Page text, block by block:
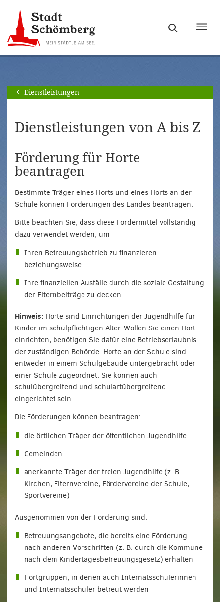
Hauptnavigation
springen
[Alt]+
Seiteninhalt
springen
[Alt]+
Dienstleistungen
Dienstleistungen von A bis Z
Förderung für Horte
beantragen
Bestimmte Träger eines Horts und eines Horts an der
Schule können Förderungen des Landes beantragen.
Bitte beachten Sie, dass diese Fördermittel vollständig
dazu verwendet werden, um
Ihren Betreuungsbetrieb zu finanzieren
beziehungsweise
Ihre finanziellen Ausfälle durch die soziale Gestaltung
der Elternbeiträge zu decken.
Hinweis: Horte sind Einrichtungen der Jugendhilfe für
Kinder im schulpflichtigen Alter. Wollen Sie einen Hort
einrichten, benötigen Sie dafür eine Betriebserlaubnis
der zuständigen Behörde. Horte an der Schule sind
entweder in einem Schulgebäude untergebracht oder
einer Schule zugeordnet. Sie können auch
schulübergreifend und schulartübergreifend
eingerichtet sein.
Die Förderungen können beantragen:
die örtlichen Träger der öffentlichen Jugendhilfe
Gemeinden
anerkannte Träger der freien Jugendhilfe (z. B.
Kirchen, Elternvereine, Fördervereine der Schule,
Sportvereine)
Ausgenommen von der Förderung sind:
Betreuungsangebote, die bereits eine Förderung
nach anderen Vorschriften (z. B. durch die Kommune
nach dem Kindertagesbetreuungsgesetz) erhalten
Hortgruppen, in denen auch Internatsschülerinnen
und Internatsschüler betreut werden